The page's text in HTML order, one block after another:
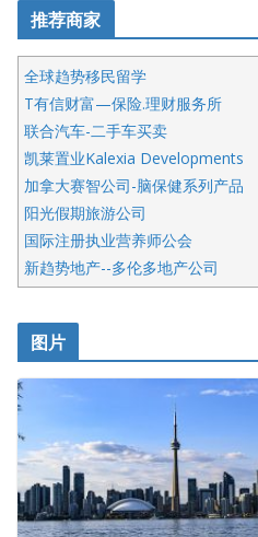
推荐商家
全球趋势移民留学
T有信财富—保险.理财服务所
联合汽车-二手车买卖
凯莱置业Kalexia Developments
加拿大赛智公司-脑保健系列产品
阳光假期旅游公司
国际注册执业营养师公会
新趋势地产--多伦多地产公司
呱呱电器
开明车行KS CAR SALES & SERVICE
健健宝公司
皇后金融集团
正点印艺设计
图片